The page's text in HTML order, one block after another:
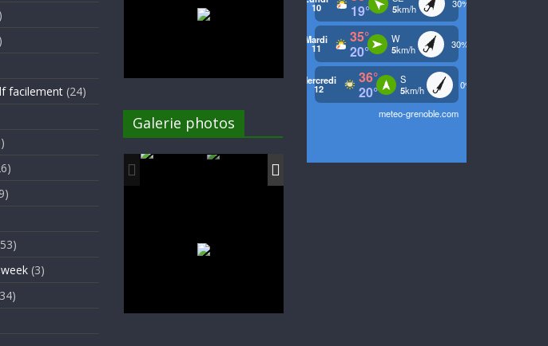
facilement (24)
(3)
Galerie photos